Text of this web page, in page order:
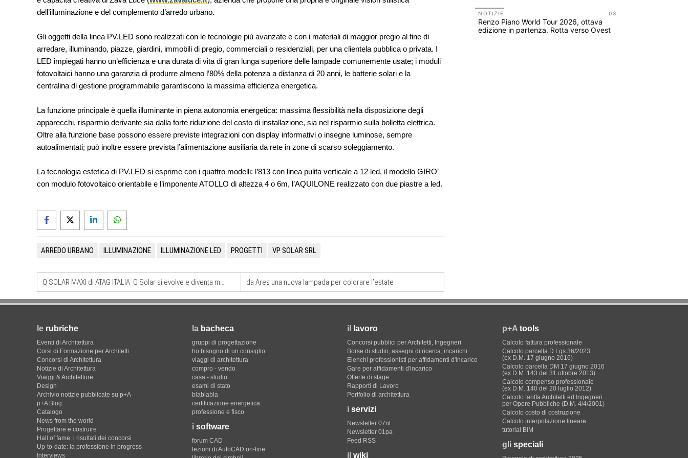
dell’illuminazione e del complemento d’arredo urbano.
Gli oggetti della linea PV.LED sono realizzati con le tecnologie più avanzate e con i materiali di maggior pregio al fine di
arredare, illuminando, piazze, giardini, immobili di pregio, commerciali o residenziali, per una clientela pubblica o privata. I
LED impiegati hanno un’efficienza e una durata di vita di gran lunga superiore delle lampade comunemente usate; i moduli
fotovoltaici hanno una garanzia di produrre almeno l’80% della potenza a distanza di 20 anni, le batterie solari e la
centralina di gestione programmabile garantiscono la massima efficienza energetica.
La funzione principale è quella illuminante in piena autonomia energetica: massima flessibilità nella disposizione degli
apparecchi, risparmio derivante sia dalla forte riduzione del costo di installazione, sia nel risparmio sulla bolletta elettrica.
Oltre alla funzione base possono essere previste integrazioni con display informativi o insegne luminose, sempre
autoalimentati; può inoltre essere prevista l’alimentazione ausiliaria da rete in zone di scarso soleggiamento.
La tecnologia estetica di PV.LED si esprime con i quattro modelli: l’813 con linea pulita verticale a 12 led, il modello GIRO’
con modulo fotovoltaico orientabile e l’imponente ATOLLO di altezza 4 o 6m, l’AQUILONE realizzato con due piastre a led.
ARREDO URBANO ILLUMINAZIONE ILLUMINAZIONE LED PROGETTI VP SOLAR SRL
da Ares una nuova lampada per colorare l’estate
Q SOLAR MAXI di ATAG ITALIA: Q Solar si evolve e diventa modulare
09
UP-TO-DATE
Riforma delle professioni, ok al Senato:
UP-TO-DATE
03
NOTIZIE
Renzo Piano World Tour 2026, ottava
edizione in partenza. Rotta verso Ovest
le rubriche
Eventi di Architettura
Corsi di Formazione per Architetti
Concorsi di Architettura
Notizie di Architettura
Viaggi & Architetture
Design
Archivio notizie pubblicate su p+A
p+A Blog
Catalogo
News from the world
Progettare e costruire
Hall of fame. i risultati dei concorsi
Up-to-date: la professione in progress
Interviews
la bacheca
gruppi di progettazione
ho bisogno di un consiglio
viaggi di architettura
compro - vendo
casa - studio
esami di stato
blablabla
certificazione energetica
professione e fisco
i software
forum CAD
lezioni di AutoCAD on-line
il lavoro
Concorsi pubblici per Architetti, Ingegneri
Borse di studio, assegni di ricerca, incarichi
Elenchi professionisti per affidamenti d'incarico
Gare per affidamenti d'incarico
Offerte di stage
Rapporti di Lavoro
Portfolio di architettura
i servizi
Newsletter 07nl
Newsletter 01pa
Feed RSS
il wiki
p+A tools
Calcolo fattura professionale
Calcolo parcella D.Lgs.36/2023
(ex D.M. 17 giugno 2016)
Calcolo parcella DM 17 giugno 2016
(ex D.M. 143 del 31 ottobre 2013)
Calcolo compenso professionale
(ex D.M. 140 del 20 luglio 2012)
Calcolo tariffa Architetti ed Ingegneri
per Opere Pubbliche (D.M. 4/4/2001)
Calcolo costo di costruzione
Calcolo interpolazione lineare
tutorial BIM
gli speciali